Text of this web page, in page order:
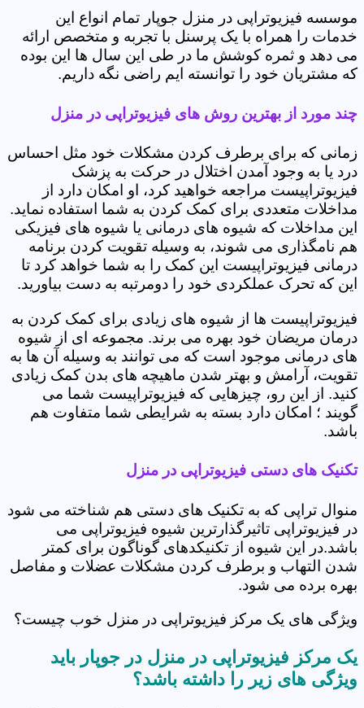
موسسه فیزیوتراپی در منزل جوپار تمام انواع این
خدمات را همراه با یک پرسنل با تجربه و متخصص ارائه
می دهد و ثمره کوشش ما در طی این سال ها این بوده
که مشتریان خود را توانسته ایم راضی نگه داریم.
چند مورد از بهترین روش های فیزیوتراپی در منزل
زمانی که برای برطرف کردن مشکلات خود مثل احساس
درد یا به وجود آمدن اختلال در حرکت به پزشک
فیزیوتراپیست مراجعه خواهید کرد، او امکان دارد از
مداخلات متعددی برای کمک کردن به شما استفاده نماید.
این مداخلات که شیوه های درمانی یا شیوه های فیزیکی
هم نامگذاری می شوند، به وسیله تقویت کردن برنامه
درمانی فیزیوتراپیست این کمک را به شما خواهد کرد تا
این که تحرک عملکردی خود را دومرتبه به دست بیاورید.
فیزیوتراپیست ها از شیوه های زیادی برای کمک کردن به
درمان مریضان خود بهره می برند. مجموعه ای از شیوه
های درمانی موجود است که می توانند به وسیله آن ها به
تقویت، آرامش و بهتر شدن ماهیچه های بدن کمک زیادی
کنید. از این رو، چیزهایی که فیزیوتراپیست شما می
گویند ؛ امکان دارد بسته به شرایطی شما متفاوت هم
باشد.
تکنیک های دستی فیزیوتراپی در منزل
منوال تراپی که به تکنیک های دستی هم شناخته می شود
در فیزیوتراپی تاثیرگذارترین شیوه فیزیوتراپی می
باشد.در این شیوه از تکنیکدهای گوناگون برای کمتر
شدن التهاب و برطرف کردن مشکلات عضلات و مفاصل
بهره برده می شود.
ویژگی های یک مرکز فیزیوتراپی در منزل خوب چیست؟
یک مرکز فیزیوتراپی در منزل در جوپار باید
ویژگی های زیر را داشته باشد؟